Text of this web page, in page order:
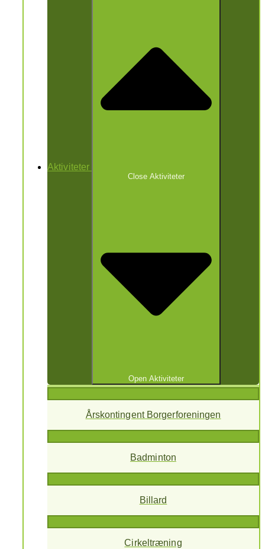
Aktiviteter
Close Aktiviteter
Open Aktiviteter
Årskontingent Borgerforeningen
Badminton
Billard
Cirkeltræning